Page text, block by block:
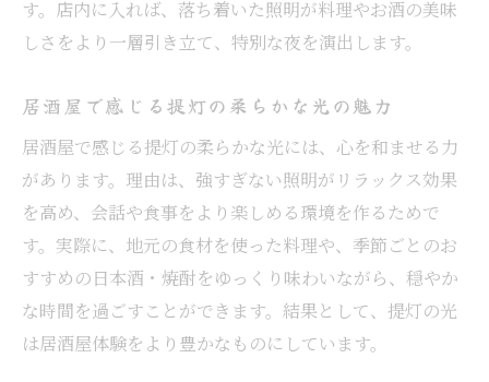
土浦市らしい居酒屋の特徴を知ろう
自分に合った居酒屋を見つけるためのコツ
提灯が灯る空間で地酒を堪能する方法
居酒屋で提灯の明かりと地酒を楽しむコツ
提灯に包まれた居酒屋で味わう地酒の魅力
居酒屋の雰囲気でより美味しく地酒を堪能
提灯と共に楽しむ地酒の選び方と楽しみ方
居酒屋で地酒の奥深さを体験する方法
提灯が照らす居酒屋で味わう地酒の醍醐味
す。店内に入れば、落ち着いた照明が料理やお酒の美味
しさをより一層引き立て、特別な夜を演出します。
居酒屋で感じる提灯の柔らかな光の魅力
居酒屋で感じる提灯の柔らかな光には、心を和ませる力
があります。理由は、強すぎない照明がリラックス効果
を高め、会話や食事をより楽しめる環境を作るためで
す。実際に、地元の食材を使った料理や、季節ごとのお
すすめの日本酒・焼酎をゆっくり味わいながら、穏やか
な時間を過ごすことができます。結果として、提灯の光
は居酒屋体験をより豊かなものにしています。